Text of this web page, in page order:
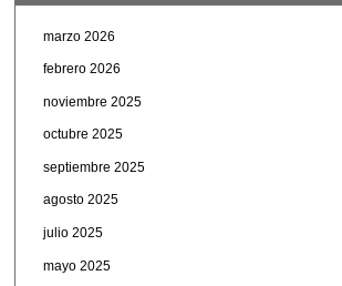
marzo 2026
febrero 2026
noviembre 2025
octubre 2025
septiembre 2025
agosto 2025
julio 2025
mayo 2025